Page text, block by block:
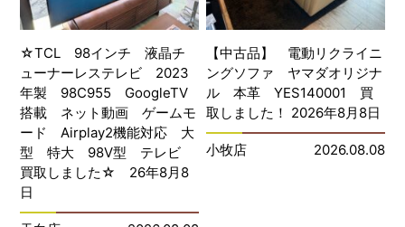
☆TCL 98インチ 液晶チ
ューナーレステレビ 2023
年製 98C955 GoogleTV
搭載 ネット動画 ゲームモ
ード Airplay2機能対応 大
型 特大 98V型 テレビ
買取しました☆ 26年8月8
日
【中古品】 電動リクライニ
ングソファ ヤマダオリジナ
ル 本革 YES140001 買
取しました！ 2026年8月8日
小牧店 2026.08.08